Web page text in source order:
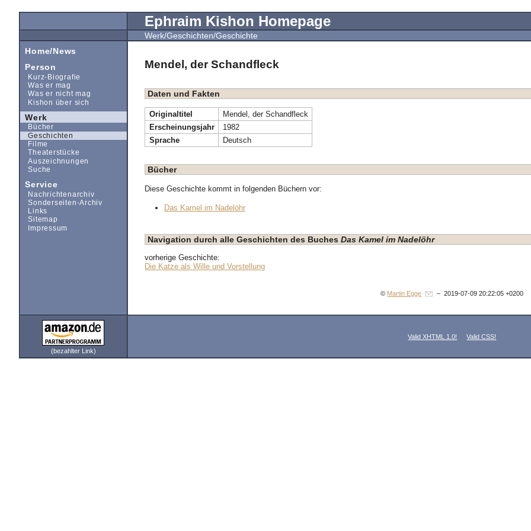
Ephraim Kishon Homepage
Werk/Geschichten/Geschichte
Mendel, der Schandfleck
Daten und Fakten
Originaltitel
Mendel, der Schandfleck
Erscheinungsjahr
1982
Sprache
Deutsch
Bücher
Diese Geschichte kommt in folgenden Büchern vor:
Das Kamel im Nadelöhr
Navigation durch alle Geschichten des Buches Das Kamel im Nadelöhr
vorherige Geschichte:
Die Katze als Wille und Vorstellung
© Martin Egge – 2019-07-09 20:22:05 +0200
(bezahlter Link)
Valid XHTML 1.0! Valid CSS!
Home/News
Person
Kurz-Biografie
Was er mag
Was er nicht mag
Kishon über sich
Werk
Bücher
Geschichten
Filme
Theaterstücke
Auszeichnungen
Suche
Service
Nachrichtenarchiv
Sonderseiten-Archiv
Links
Sitemap
Impressum